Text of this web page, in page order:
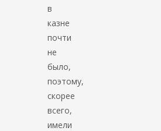
в
казне
почти
не
было,
поэтому,
скорее
всего,
имели